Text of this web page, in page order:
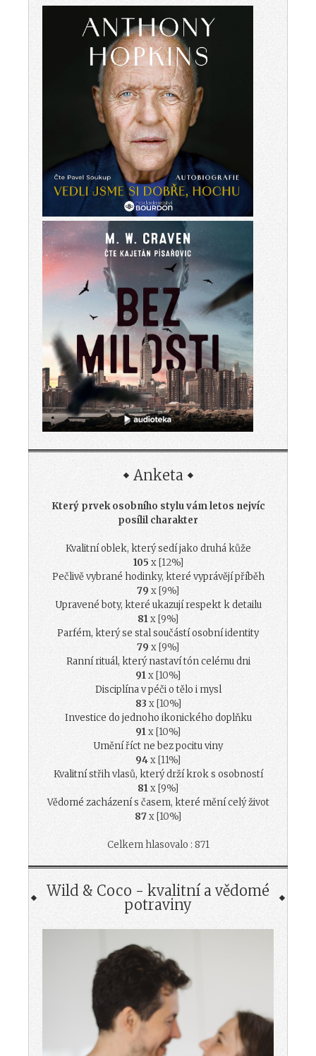
Anketa
Který prvek osobního stylu vám letos nejvíc
posílil charakter
Kvalitní oblek, který sedí jako druhá kůže
105 x [12%]
Pečlivě vybrané hodinky, které vyprávějí příběh
79 x [9%]
Upravené boty, které ukazují respekt k detailu
81x [9%]
Parfém, který se stal součástí osobní identity
79 x [9%]
Ranní rituál, který nastaví tón celému dni
91x [10%]
Disciplína v péči o tělo i mysl
83 x [10%]
Investice do jednoho ikonického doplňku
91x [10%]
Umění říct ne bez pocitu viny
94x [11%]
Kvalitní střih vlasů, který drží krok s osobností
81x [9%]
Vědomé zacházení s časem, které mění celý život
87x [10%]
Celkem hlasovalo : 871
Wild & Coco - kvalitní a vědomé
potraviny